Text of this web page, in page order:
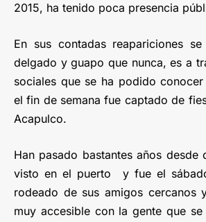
2015, ha tenido poca presencia
En sus contadas reapariciones
delgado y guapo que nunca, es a
sociales que se ha podido
el fin de semana fue captado de
Acapulco.
Han pasado bastantes años desde
visto en el puerto y fue el
rodeado de sus amigos cercanos
muy accesible con la gente que